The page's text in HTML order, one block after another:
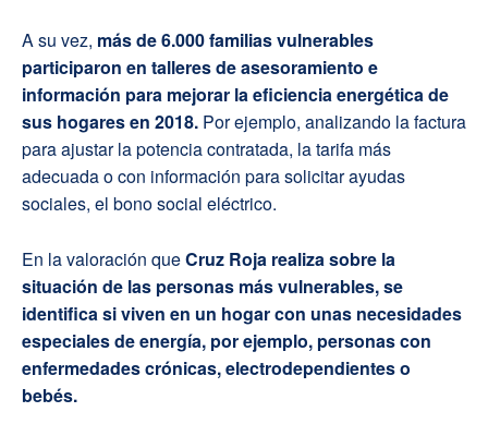
A su vez, más de 6.000 familias vulnerables
participaron en talleres de asesoramiento e
información para mejorar la eficiencia energética de
sus hogares en 2018. Por ejemplo, analizando la factura
para ajustar la potencia contratada, la tarifa más
adecuada o con información para solicitar ayudas
sociales, el bono social eléctrico.
En la valoración queCruz Roja realiza sobre la
situación de las personas más vulnerables, se
identifica si viven en un hogar con unas necesidades
especiales de energía, por ejemplo, personas con
enfermedades crónicas, electrodependientes o
bebés.